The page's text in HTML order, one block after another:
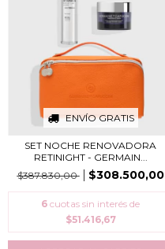
ENVÍO GRATIS
SET NOCHE RENOVADORA
RETINIGHT - GERMAIN...
$387.830,00
$308.500,00
6 cuotas sin interés de
$51.416,67